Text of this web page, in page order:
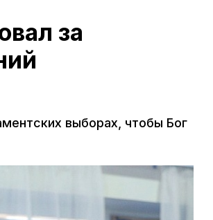
за
выборах, чтобы Бог